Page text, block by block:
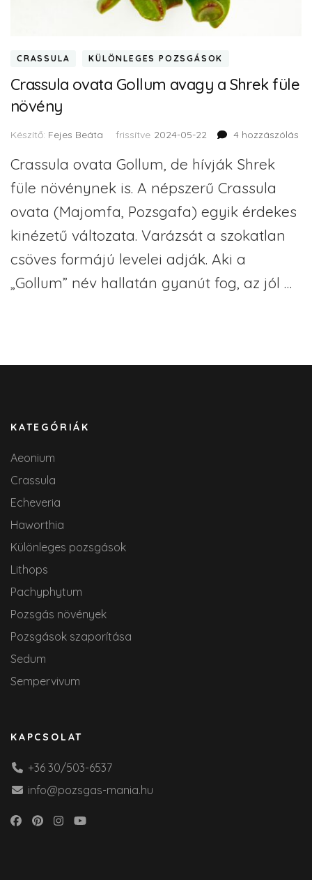
CRASSULA KÜLÖNLEGES POZSGÁSOK
Crassula ovata Gollum avagy a Shrek füle
növény
Készítő: Fejes Beáta frissítve 2024-05-22 4 hozzászólás
Crassula ovata Gollum, de hívják Shrek
füle növénynek is. A népszerű Crassula
ovata (Majomfa, Pozsgafa) egyik érdekes
kinézetű változata. Varázsát a szokatlan
csöves formájú levelei adják. Aki a
„Gollum” név hallatán gyanút fog, az jól …
KATEGÓRIÁK
Aeonium
Crassula
Echeveria
Haworthia
Különleges pozsgások
Lithops
Pachyphytum
Pozsgás növények
Pozsgások szaporítása
Sedum
Sempervivum
KAPCSOLAT
+36 30/503-6537
info@pozsgas-mania.hu